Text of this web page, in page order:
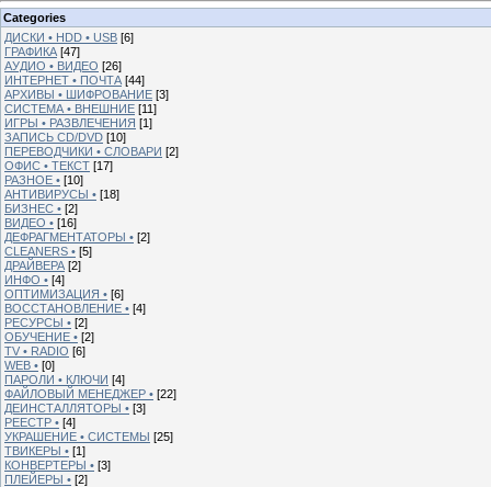
Categories
ДИСКИ • HDD • USB [6]
ГРАФИКА [47]
АУДИО • ВИДЕО [26]
ИНТЕРНЕТ • ПОЧТА [44]
АРХИВЫ • ШИФРОВАНИЕ [3]
СИСТЕМА • ВНЕШНИЕ [11]
ИГРЫ • РАЗВЛЕЧЕНИЯ [1]
ЗАПИСЬ CD/DVD [10]
ПЕРЕВОДЧИКИ • СЛОВАРИ [2]
ОФИС • ТЕКСТ [17]
РАЗНОЕ • [10]
АНТИВИРУСЫ • [18]
БИЗНЕС • [2]
ВИДЕО • [16]
ДЕФРАГМЕНТАТОРЫ • [2]
CLEANERS • [5]
ДРАЙВЕРА [2]
ИНФО • [4]
ОПТИМИЗАЦИЯ • [6]
ВОССТАНОВЛЕНИЕ • [4]
РЕСУРСЫ • [2]
ОБУЧЕНИЕ • [2]
TV • RADIO [6]
WEB • [0]
ПАРОЛИ • КЛЮЧИ [4]
ФАЙЛОВЫЙ МЕНЕДЖЕР • [22]
ДЕИНСТАЛЛЯТОРЫ • [3]
РЕЕСТР • [4]
УКРАШЕНИЕ • СИСТЕМЫ [25]
ТВИКЕРЫ • [1]
КОНВЕРТЕРЫ • [3]
ПЛЕЙЕРЫ • [2]